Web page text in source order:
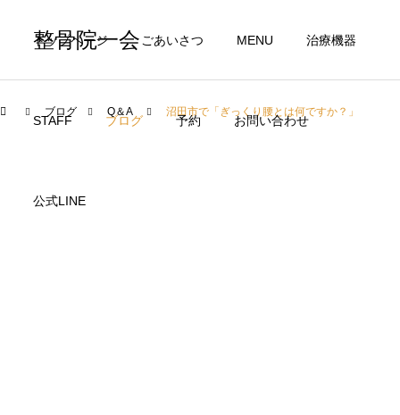
整骨院一会
トップページ ごあいさつ MENU 治療機器
STAFF ブログ 予約 お問い合わせ
公式LINE
交通事故治療
ブログ Q＆A 沼田市で「ぎっくり腰とは何ですか？」